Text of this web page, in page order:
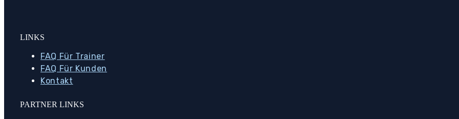
LINKS
FAQ Für Trainer
FAQ Für Kunden
Kontakt
PARTNER LINKS